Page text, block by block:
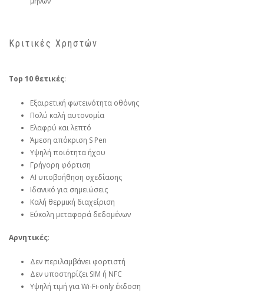
Κριτικές Χρηστών
Top 10 θετικές:
Εξαιρετική φωτεινότητα οθόνης
Πολύ καλή αυτονομία
Ελαφρύ και λεπτό
Άμεση απόκριση S Pen
Υψηλή ποιότητα ήχου
Γρήγορη φόρτιση
AI υποβοήθηση σχεδίασης
Ιδανικό για σημειώσεις
Καλή θερμική διαχείριση
Εύκολη μεταφορά δεδομένων
Αρνητικές:
Δεν περιλαμβάνει φορτιστή
Δεν υποστηρίζει SIM ή NFC
Υψηλή τιμή για Wi-Fi-only έκδοση